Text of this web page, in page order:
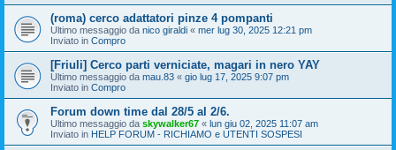
(roma) cerco adattatori pinze 4 pompanti
Ultimo messaggio da nico giraldi « mer lug 30, 2025 12:21 pm
Inviato in Compro
[Friuli] Cerco parti verniciate, magari in nero YAY
Ultimo messaggio da mau.83 « gio lug 17, 2025 9:07 pm
Inviato in Compro
Forum down time dal 28/5 al 2/6.
Ultimo messaggio da skywalker67 « lun giu 02, 2025 11:07 am
Inviato in HELP FORUM - RICHIAMO e UTENTI SOSPESI